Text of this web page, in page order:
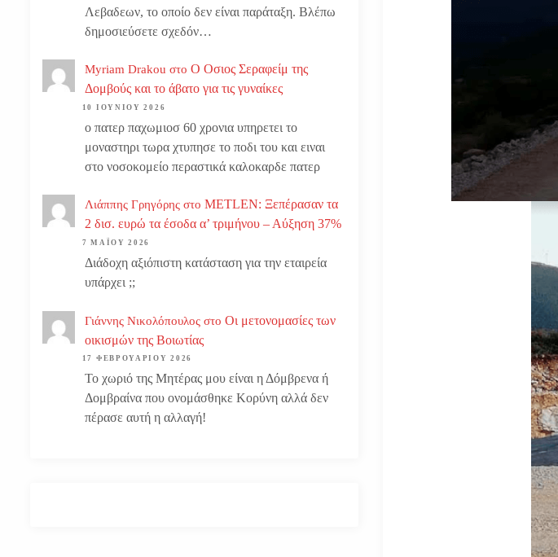
Λεβαδεων, το οποίο δεν είναι παράταξη. Βλέπω
δημοσιεύσετε σχεδόν…
Myriam Drakou στο Ο Οσιος Σεραφείμ της
Δομβούς και το άβατο για τις γυναίκες
10 ΙΟΥΝΊΟΥ 2026
ο πατερ παχωμιοσ 60 χρονια υπηρετει το
μοναστηρι τωρα χτυπησε το ποδι του και ειναι
στο νοσοκομείο περαστικά καλοκαρδε πατερ
Λιάππης Γρηγόρης στο METLEN: Ξεπέρασαν τα
2 δισ. ευρώ τα έσοδα α’ τριμήνου – Αύξηση 37%
7 ΜΑΪ́ΟΥ 2026
Διάδοχη αξιόπιστη κατάσταση για την εταιρεία
υπάρχει ;;
Γιάννης Νικολόπουλος στο Οι μετονομασίες των
οικισμών της Βοιωτίας
17 ΦΕΒΡΟΥΑΡΊΟΥ 2026
Το χωριό της Μητέρας μου είναι η Δόμβρενα ή
Δομβραίνα που ονομάσθηκε Κορύνη αλλά δεν
πέρασε αυτή η αλλαγή!